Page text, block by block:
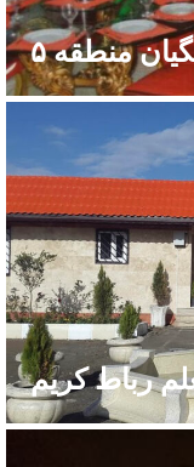
منطقه ۵
رباط کریم